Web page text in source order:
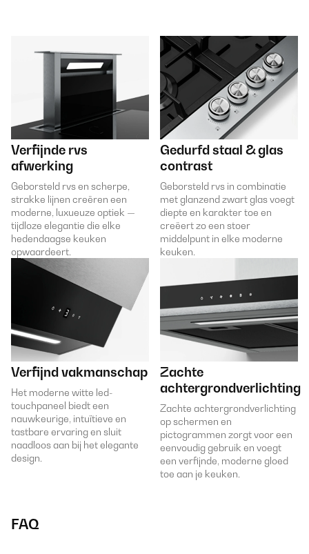
Verfijnde rvs
afwerking
Geborsteld rvs en scherpe,
strakke lijnen creëren een
moderne, luxueuze optiek —
tijdloze elegantie die elke
hedendaagse keuken
opwaardeert.
Gedurfd staal & glas
contrast
Geborsteld rvs in combinatie
met glanzend zwart glas voegt
diepte en karakter toe en
creëert zo een stoer
middelpunt in elke moderne
keuken.
Verfijnd vakmanschap
Het moderne witte led-
touchpaneel biedt een
nauwkeurige, intuïtieve en
tastbare ervaring en sluit
naadloos aan bij het elegante
design.
Zachte
achtergrondverlichting
Zachte achtergrondverlichting
op schermen en
pictogrammen zorgt voor een
eenvoudig gebruik en voegt
een verfijnde, moderne gloed
toe aan je keuken.
FAQ